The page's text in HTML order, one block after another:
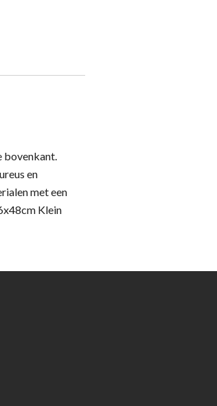
bovenkant.
en
met een
Klein